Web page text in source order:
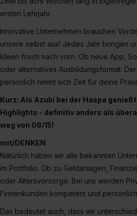
erlauben“. Die Einwilligung zur
Media und Marketing“ umfasst
zur Übermittlung deiner Daten in
S. 1 lit. a) DS-GVO). Die USA
angemessenes
II). Du kannst die von dir erteilte
Wirkung für die Zukunft ganz oder
Datenschutzerklärung unter dem
Einstellungen“ widerrufen. Weitere
zeigen“. Weitere Informationen:
Impressum .
ersten Lehrjahr.
Innovative Unternehmen brauchen
unsere selbst aus! Jedes Jahr bringen
Ideen frisch nach vorn. Ob neue App,
oder alternatives Ausbildungsformat:
persönlich nimmt sich Zeit für deine
Kurz: Als Azubi bei der Haspa
Highlights - definitiv anders als
weg von 08/15!
mit/DENKEN
Natürlich haben wir alle bekannten
im Portfolio. Ob zu Geldanlagen,
oder Altersvorsorge: Bei uns werden
Firmenkunden kompetent und
Das bedeutet auch, dass wir